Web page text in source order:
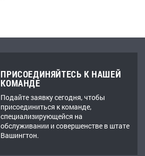
ПРИСОЕДИНЯЙТЕСЬ К НАШЕЙ
КОМАНДЕ
Подайте заявку сегодня, чтобы
присоединиться к команде,
специализирующейся на
обслуживании и совершенстве в штате
Вашингтон.